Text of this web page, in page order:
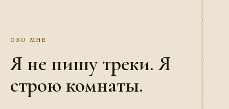
ОБО МНЕ
Я не пишу треки. Я
строю комнаты.